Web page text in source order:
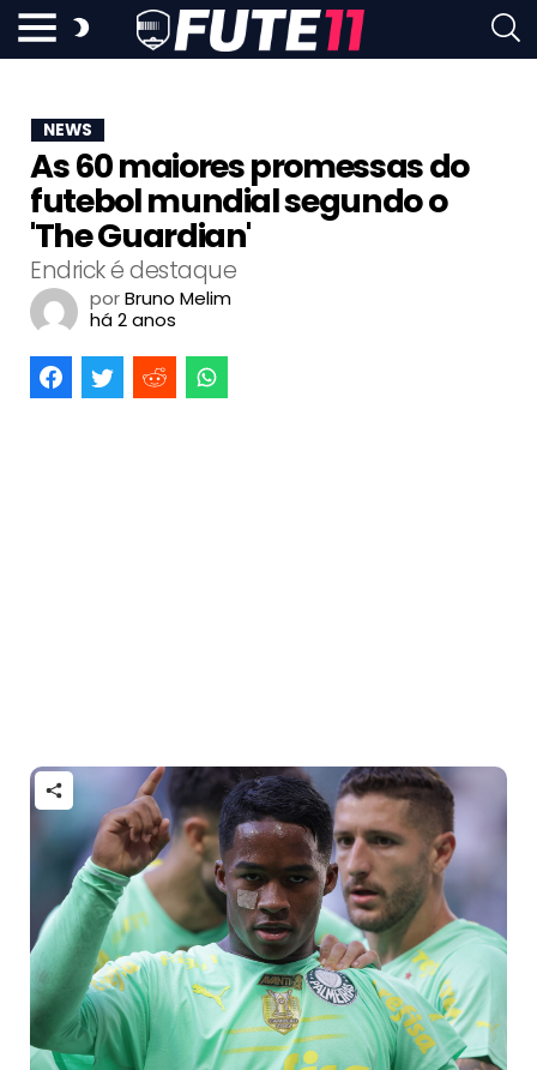
NEWS
As 60 maiores promessas do
futebol mundial segundo o
'The Guardian'
Endrick é destaque
porBruno Melim
há 2 anos